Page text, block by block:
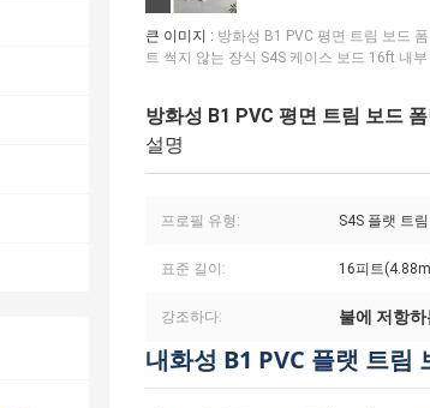
큰 이미지 : 방화성 B1 PVC 평면 트림 보드 폼
트 썩지 않는 장식 S4S 케이스 보드 16ft 내
방화성 B1 PVC 평면 트림 보드
설명
프로필 유형: S4S 플랫 트
표준 길이: 16피트
강조하다: 불에 저항
내화성 B1 PVC 플랫 트림